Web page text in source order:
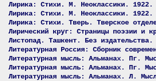
Лирика: Стихи. М. Неоклассики.
Лирика: Стихи. М. Неоклассики.
Лирика: Стихи. Тверь. Тверское
Лирический круг: Страницы поэзии
Листопад. Ташкент. Без издательства.
Литературная Россия: Сборник
Литературная мысль: Альманах. Пг.
Литературная мысль: Альманах. Пг.
Литературная мысль: Альманах. Л.